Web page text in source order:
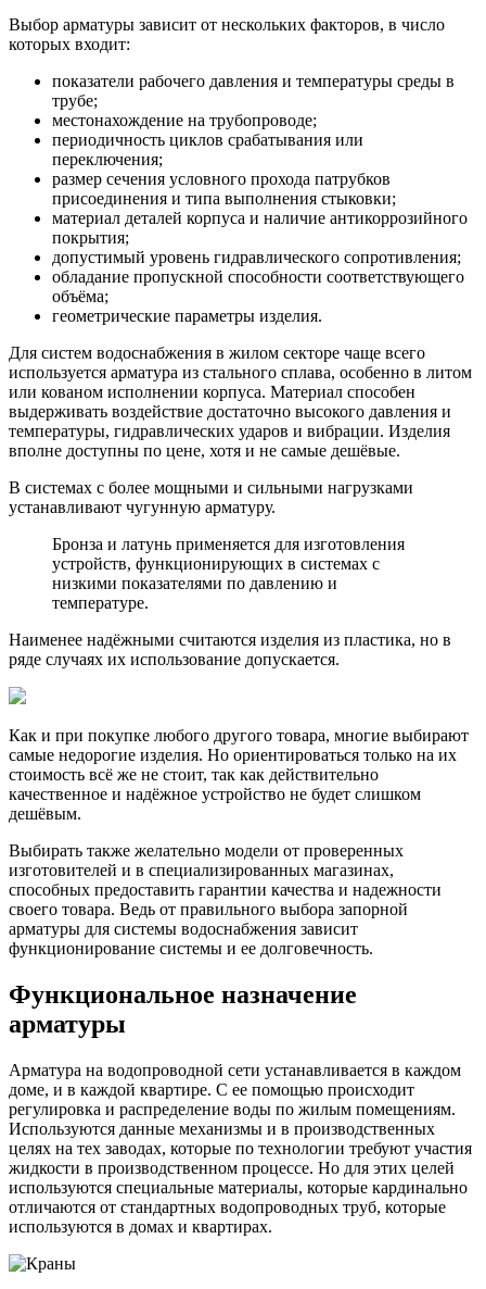
Выбор арматуры зависит от нескольких факторов, в число
которых входит:
показатели рабочего давления и температуры среды в
трубе;
местонахождение на трубопроводе;
периодичность циклов срабатывания или
переключения;
размер сечения условного прохода патрубков
присоединения и типа выполнения стыковки;
материал деталей корпуса и наличие антикоррозийного
покрытия;
допустимый уровень гидравлического сопротивления;
обладание пропускной способности соответствующего
объёма;
геометрические параметры изделия.
Для систем водоснабжения в жилом секторе чаще всего
используется арматура из стального сплава, особенно в литом
или кованом исполнении корпуса. Материал способен
выдерживать воздействие достаточно высокого давления и
температуры, гидравлических ударов и вибрации. Изделия
вполне доступны по цене, хотя и не самые дешёвые.
В системах с более мощными и сильными нагрузками
устанавливают чугунную арматуру.
Бронза и латунь применяется для изготовления
устройств, функционирующих в системах с
низкими показателями по давлению и
температуре.
Наименее надёжными считаются изделия из пластика, но в
ряде случаях их использование допускается.
Как и при покупке любого другого товара, многие выбирают
самые недорогие изделия. Но ориентироваться только на их
стоимость всё же не стоит, так как действительно
качественное и надёжное устройство не будет слишком
дешёвым.
Выбирать также желательно модели от проверенных
изготовителей и в специализированных магазинах,
способных предоставить гарантии качества и надежности
своего товара. Ведь от правильного выбора запорной
арматуры для системы водоснабжения зависит
функционирование системы и ее долговечность.
Функциональное назначение
арматуры
Арматура на водопроводной сети устанавливается в каждом
доме, и в каждой квартире. С ее помощью происходит
регулировка и распределение воды по жилым помещениям.
Используются данные механизмы и в производственных
целях на тех заводах, которые по технологии требуют участия
жидкости в производственном процессе. Но для этих целей
используются специальные материалы, которые кардинально
отличаются от стандартных водопроводных труб, которые
используются в домах и квартирах.